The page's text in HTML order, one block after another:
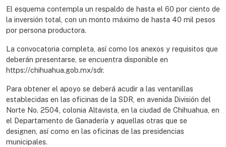
El esquema contempla un respaldo de hasta el 60 por ciento de
la inversión total, con un monto máximo de hasta 40 mil pesos
por persona productora.
La convocatoria completa, así como los anexos y requisitos que
deberán presentarse, se encuentra disponible en
https://chihuahua.gob.mx/sdr.
Para obtener el apoyo se deberá acudir a las ventanillas
establecidas en las oficinas de la SDR, en avenida División del
Norte No. 2504, colonia Altavista, en la ciudad de Chihuahua, en
el Departamento de Ganadería y aquellas otras que se
designen, así como en las oficinas de las presidencias
municipales.